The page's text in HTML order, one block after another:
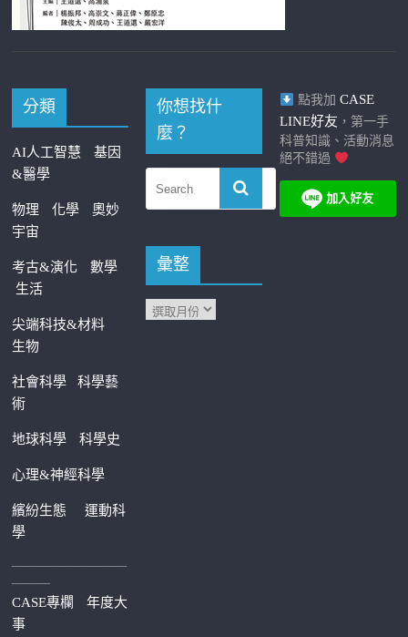
分類
AI人工智慧
基因
&醫學
物理 化學
奧妙
宇宙
考古&演化
數學
生活
尖端科技&材料
生物
社會科學科學藝
術
地球科學 科學史
心理&神經科學
繽紛生態運動科
學
—————————
———
CASE專欄
年度大
事
你想找什
麼？
彙整
點我加 CASE
LINE好友 ，第一手
科普知識、活動消息
絕不錯過